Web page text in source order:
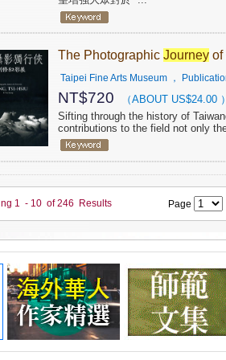
The Photographic Journey of
Taipei Fine Arts Museum ，
NT$720 （ABOUT US$24.00 ）
Sifting through the history of
contributions to the field not only
1 - 10 of246 Results Page